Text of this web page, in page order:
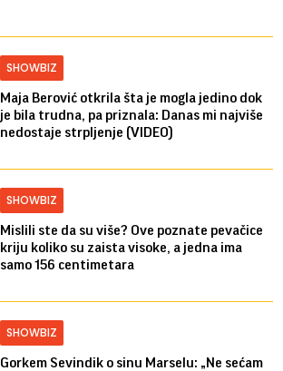
SHOWBIZ
Maja Berović otkrila šta je mogla jedino dok
je bila trudna, pa priznala: Danas mi najviše
nedostaje strpljenje (VIDEO)
SHOWBIZ
Mislili ste da su više? Ove poznate pevačice
kriju koliko su zaista visoke, a jedna ima
samo 156 centimetara
SHOWBIZ
Gorkem Sevindik o sinu Marselu: „Ne sećam